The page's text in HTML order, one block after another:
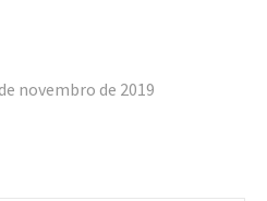
novembro de 2019